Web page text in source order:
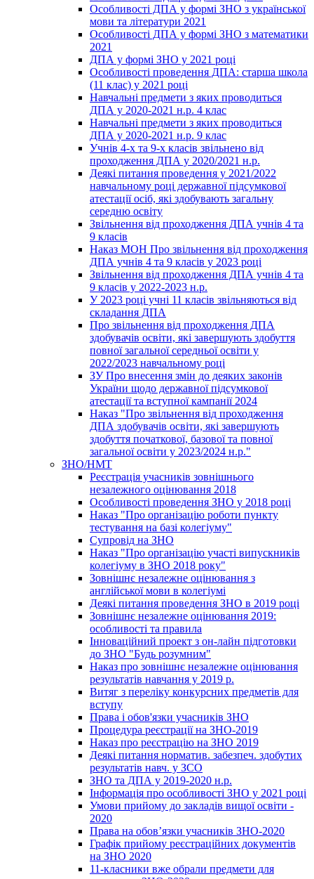
Особливості ДПА у формі ЗНО з української
мови та літератури 2021
Особливості ДПА у формі ЗНО з математики
2021
ДПА у формі ЗНО у 2021 році
Особливості проведення ДПА: старша школа
(11 клас) у 2021 році
Навчальні предмети з яких проводиться
ДПА у 2020-2021 н.р. 4 клас
Навчальні предмети з яких проводиться
ДПА у 2020-2021 н.р. 9 клас
Учнів 4-х та 9-х класів звільнено від
проходження ДПА у 2020/2021 н.р.
Деякі питання проведення у 2021/2022
навчальному році державної підсумкової
атестації осіб, які здобувають загальну
середню освіту
Звільнення від проходження ДПА учнів 4 та
9 класів
Наказ МОН Про звільнення від проходження
ДПА учнів 4 та 9 класів у 2023 році
Звільнення від проходження ДПА учнів 4 та
9 класів у 2022-2023 н.р.
У 2023 році учні 11 класів звільняються від
складання ДПА
Про звільнення від проходження ДПА
здобувачів освіти, які завершують здобуття
повної загальної середньої освіти у
2022/2023 навчальному році
ЗУ Про внесення змін до деяких законів
України щодо державної підсумкової
атестації та вступної кампанії 2024
Наказ "Про звільнення від проходження
ДПА здобувачів освіти, які завершують
здобуття початкової, базової та повної
загальної освіти у 2023/2024 н.р."
ЗНО/НМТ
Реєстрація учасників зовнішнього
незалежного оцінювання 2018
Особливості проведення ЗНО у 2018 році
Наказ "Про організацію роботи пункту
тестування на базі колегіуму"
Супровід на ЗНО
Наказ "Про організацію участі випускників
колегіуму в ЗНО 2018 року"
Зовнішнє незалежне оцінювання з
англійської мови в колегіумі
Деякі питання проведення ЗНО в 2019 році
Зовнішнє незалежне оцінювання 2019:
особливості та правила
Інноваційний проект з он-лайн підготовки
до ЗНО "Будь розумним"
Наказ про зовнішнє незалежне оцінювання
результатів навчання у 2019 р.
Витяг з переліку конкурсних предметів для
вступу
Права і обов'язки учасників ЗНО
Процедура реєстрації на ЗНО-2019
Наказ про реєстрацію на ЗНО 2019
Деякі питання норматив. забезпеч. здобутих
результатів навч. у ЗСО
ЗНО та ДПА у 2019-2020 н.р.
Інформація про особливості ЗНО у 2021 році
Умови прийому до закладів вищої освіти -
2020
Права на обов’язки учасників ЗНО-2020
Графік прийому реєстраційних документів
на ЗНО 2020
11-класники вже обрали предмети для